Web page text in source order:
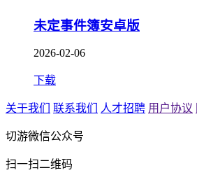
未定事件簿安卓版
2026-02-06
下载
关于我们 联系我们 人才招聘 用户协议
切游微信公众号
扫一扫二维码